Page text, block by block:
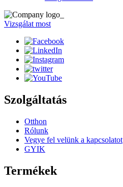
Vizsgálat most
Szolgáltatás
Otthon
Rólunk
Vegye fel velünk a kapcsolatot
GYIK
Termékek